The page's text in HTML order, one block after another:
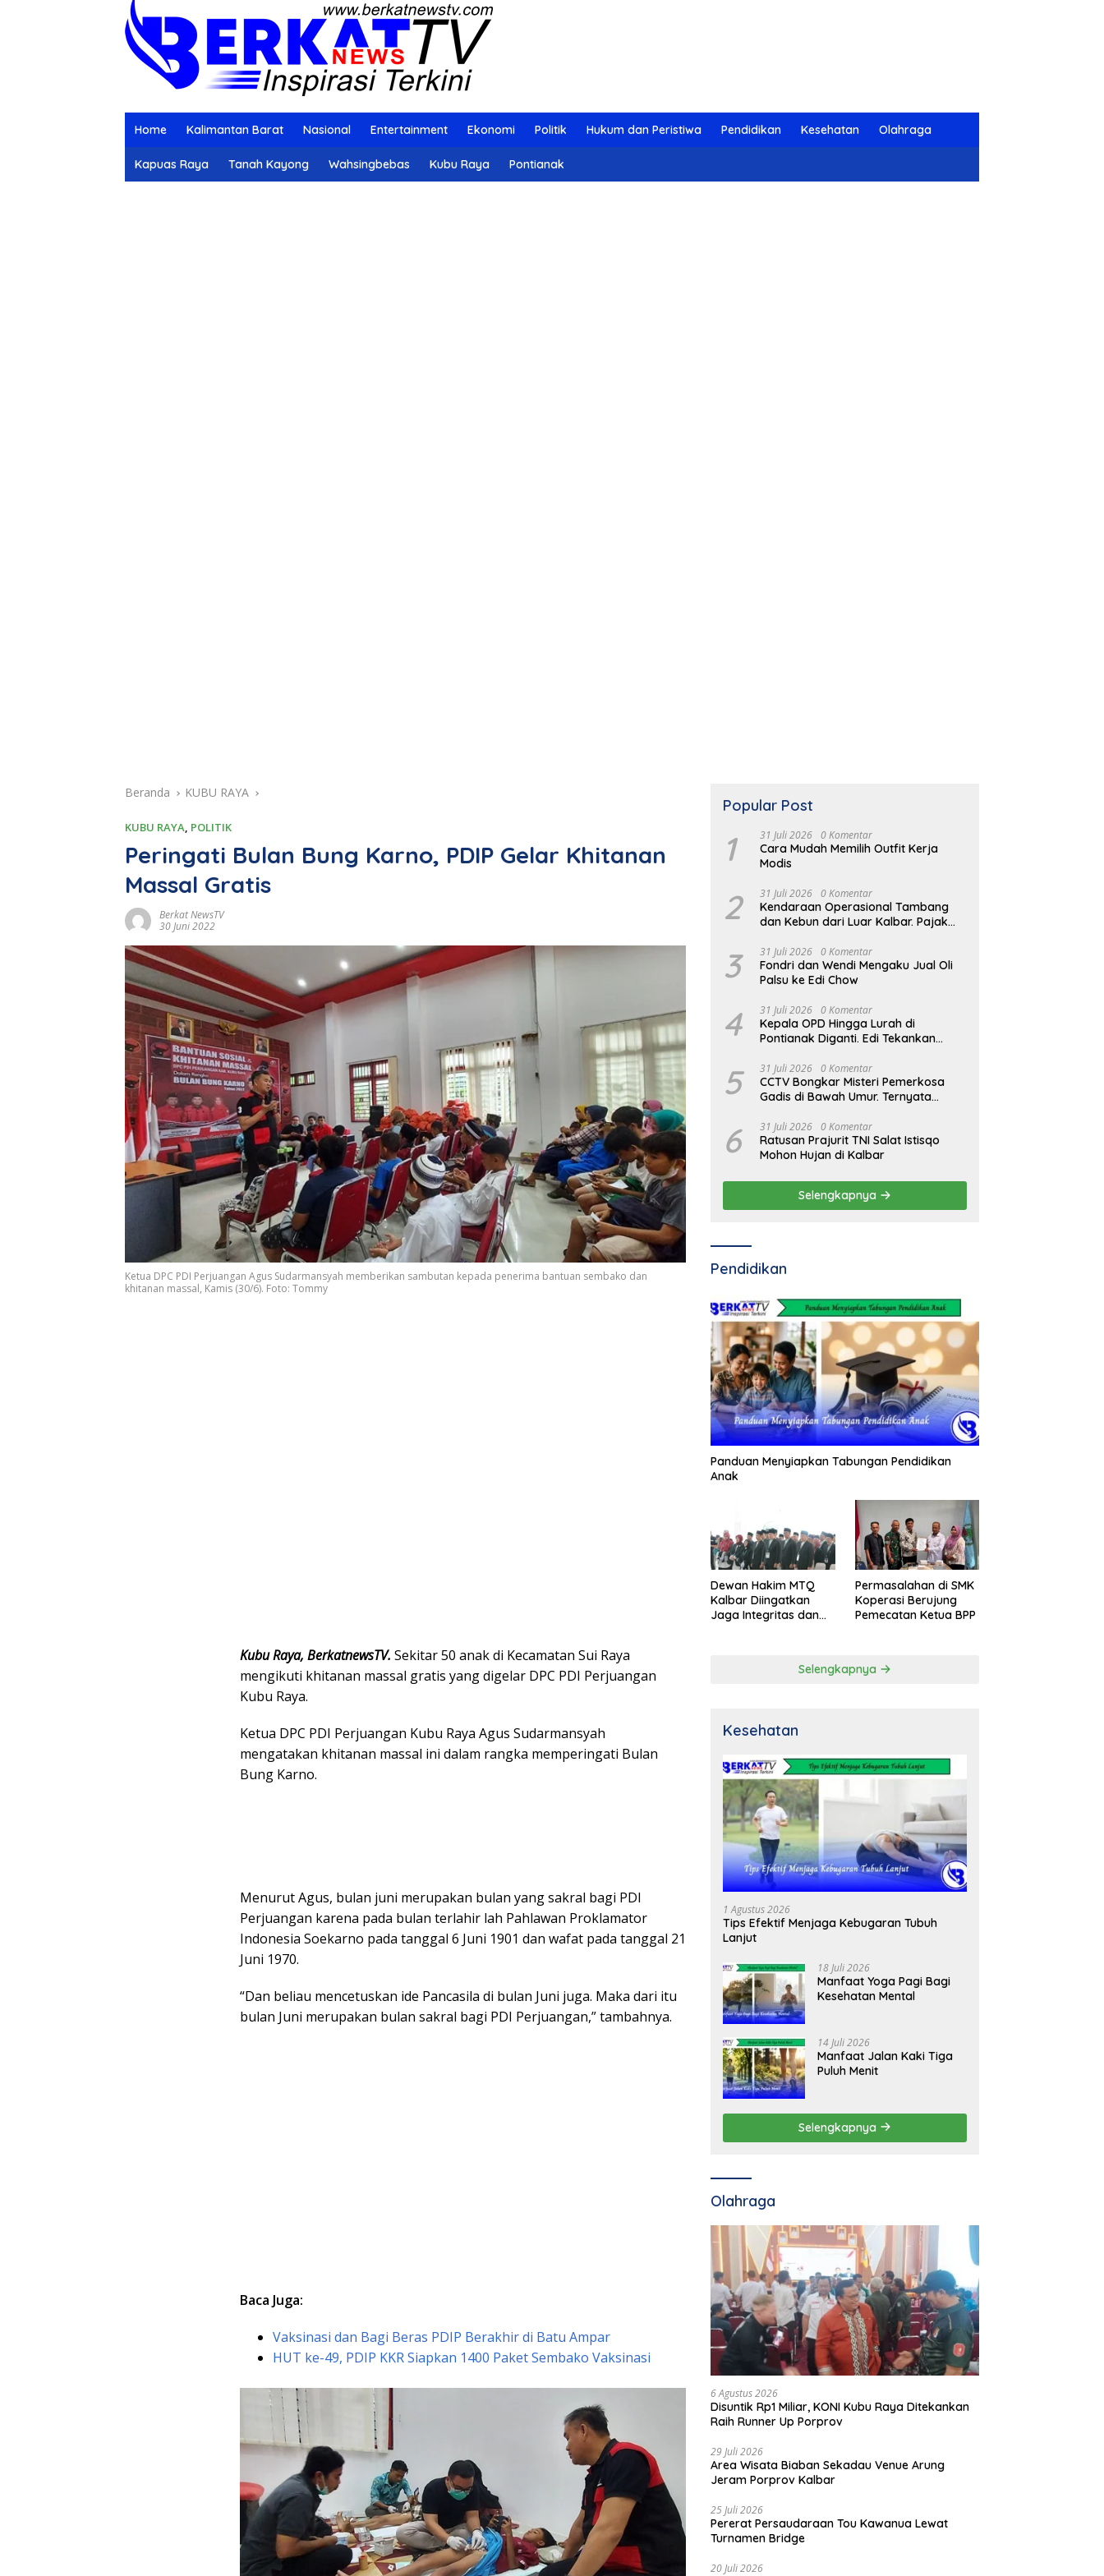
Home Kalimantan Barat Nasional Entertainment Ekonomi Politik Hukum dan Peristiwa Pendidikan Kesehatan Olahraga
Kapuas Raya Tanah Kayong Wahsingbebas Kubu Raya Pontianak
Beranda KUBU RAYA
KUBU RAYA, POLITIK
Peringati Bulan Bung Karno, PDIP Gelar Khitanan
Massal Gratis
Berkat NewsTV
30 Juni 2022
Ketua DPC PDI Perjuangan Agus Sudarmansyah memberikan sambutan kepada penerima bantuan sembako dan
khitanan massal, Kamis (30/6). Foto: Tommy
Kubu Raya, BerkatnewsTV. Sekitar 50 anak di Kecamatan Sui Raya
mengikuti khitanan massal gratis yang digelar DPC PDI Perjuangan
Kubu Raya.
Ketua DPC PDI Perjuangan Kubu Raya Agus Sudarmansyah
mengatakan khitanan massal ini dalam rangka memperingati Bulan
Bung Karno.
Menurut Agus, bulan juni merupakan bulan yang sakral bagi PDI
Perjuangan karena pada bulan terlahir lah Pahlawan Proklamator
Indonesia Soekarno pada tanggal 6 Juni 1901 dan wafat pada tanggal 21
Juni 1970.
“Dan beliau mencetuskan ide Pancasila di bulan Juni juga. Maka dari itu
bulan Juni merupakan bulan sakral bagi PDI Perjuangan,” tambahnya.
Baca Juga:
Vaksinasi dan Bagi Beras PDIP Berakhir di Batu Ampar
HUT ke-49, PDIP KKR Siapkan 1400 Paket Sembako Vaksinasi
Popular Post
1 31 Juli 2026 0 Komentar
Cara Mudah Memilih Outfit Kerja
Modis
2 31 Juli 2026 0 Komentar
Kendaraan Operasional Tambang
dan Kebun dari Luar Kalbar. Pajak
3 31 Juli 2026 0 Komentar
Fondri dan Wendi Mengaku Jual Oli
Palsu ke Edi Chow
4 31 Juli 2026 0 Komentar
Kepala OPD Hingga Lurah di
Pontianak Diganti. Edi Tekankan
5 31 Juli 2026 0 Komentar
CCTV Bongkar Misteri Pemerkosa
Gadis di Bawah Umur. Ternyata
6 31 Juli 2026 0 Komentar
Ratusan Prajurit TNI Salat Istisqo
Mohon Hujan di Kalbar
Selengkapnya
Pendidikan
Panduan Menyiapkan Tabungan Pendidikan
Anak
Dewan Hakim MTQ
Kalbar Diingatkan
Jaga Integritas dan
Permasalahan di SMK
Koperasi Berujung
Pemecatan Ketua BPP
Selengkapnya
Kesehatan
1 Agustus 2026
Tips Efektif Menjaga Kebugaran Tubuh
Lanjut
18 Juli 2026
Manfaat Yoga Pagi Bagi
Kesehatan Mental
14 Juli 2026
Manfaat Jalan Kaki Tiga
Puluh Menit
Selengkapnya
Olahraga
6 Agustus 2026
Disuntik Rp1 Miliar, KONI Kubu Raya Ditekankan
Raih Runner Up Porprov
29 Juli 2026
Area Wisata Biaban Sekadau Venue Arung
Jeram Porprov Kalbar
25 Juli 2026
Pererat Persaudaraan Tou Kawanua Lewat
Turnamen Bridge
20 Juli 2026